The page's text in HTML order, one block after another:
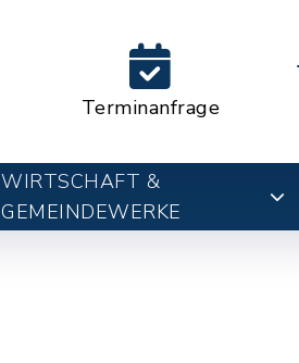
Terminanfrage
WIRTSCHAFT &
GEMEINDEWERKE